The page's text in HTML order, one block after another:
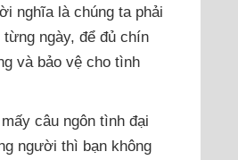
nghĩa là chúng ta phải
ngày, để đủ chín
và bảo vệ cho tình
câu ngôn tình đại
người thì bạn không